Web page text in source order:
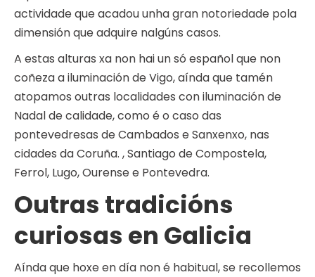
actividade que acadou unha gran notoriedade pola
dimensión que adquire nalgúns casos.
A estas alturas xa non hai un só español que non
coñeza a iluminación de Vigo, aínda que tamén
atopamos outras localidades con iluminación de
Nadal de calidade, como é o caso das
pontevedresas de Cambados e Sanxenxo, nas
cidades da Coruña. , Santiago de Compostela,
Ferrol, Lugo, Ourense e Pontevedra.
Outras tradicións
curiosas en Galicia
Aínda que hoxe en día non é habitual, se recollemos